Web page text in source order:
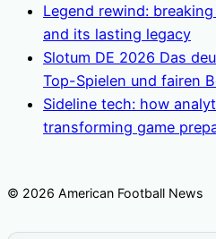
Legend rewind:
and its lasting legacy
Slotum DE 2026 Das
Top-Spielen und fairen
Sideline tech: how
transforming game
© 2026 American Football News